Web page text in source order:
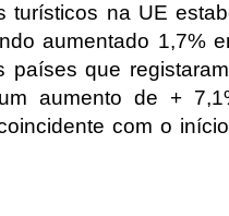
turísticos na UE
aumentado 1,7%
países que
aumento de +
com o